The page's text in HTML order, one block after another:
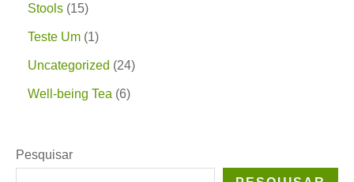
Stools 15
Teste Um 1
Uncategorized 24
Well-being Tea 6
Pesquisar